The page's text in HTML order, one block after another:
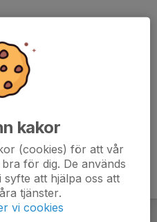
kakor
(cookies) för att vår
för dig. De används
att hjälpa oss att
tjänster.
vi cookies